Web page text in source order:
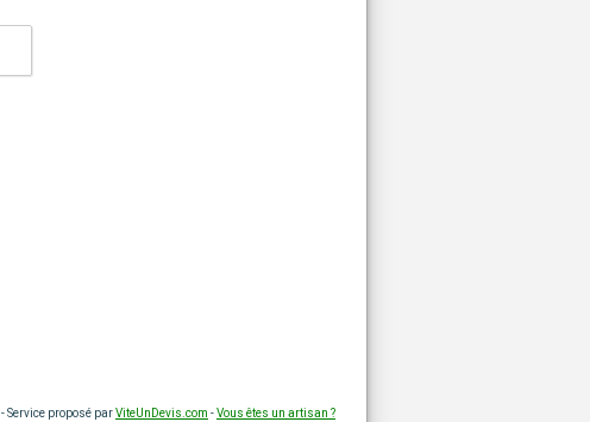
- Service proposé parViteUnDevis.com -Vous êtes un artisan ?